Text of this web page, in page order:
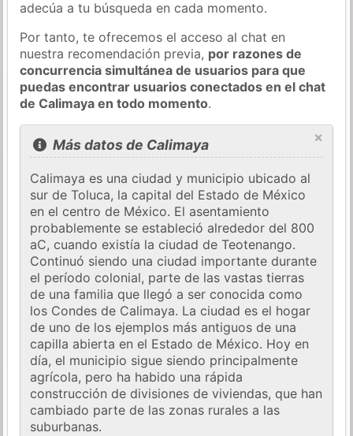
adecúa a tu búsqueda en cada momento.
Por tanto, te ofrecemos el acceso al chat en
nuestra recomendación previa, por razones de
concurrencia simultánea de usuarios para que
puedas encontrar usuarios conectados en el chat
de Calimaya en todo momento.
×
Más datos de Calimaya
Calimaya es una ciudad y municipio ubicado al
sur de Toluca, la capital del Estado de México
en el centro de México. El asentamiento
probablemente se estableció alrededor del 800
aC, cuando existía la ciudad de Teotenango.
Continuó siendo una ciudad importante durante
el período colonial, parte de las vastas tierras
de una familia que llegó a ser conocida como
los Condes de Calimaya. La ciudad es el hogar
de uno de los ejemplos más antiguos de una
capilla abierta en el Estado de México. Hoy en
día, el municipio sigue siendo principalmente
agrícola, pero ha habido una rápida
construcción de divisiones de viviendas, que han
cambiado parte de las zonas rurales a las
suburbanas.